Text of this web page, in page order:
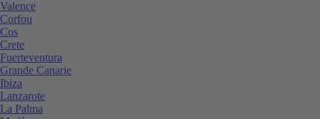
Valence
Corfou
Cos
Crete
Fuerteventura
Grande Canarie
Ibiza
Lanzarote
La Palma